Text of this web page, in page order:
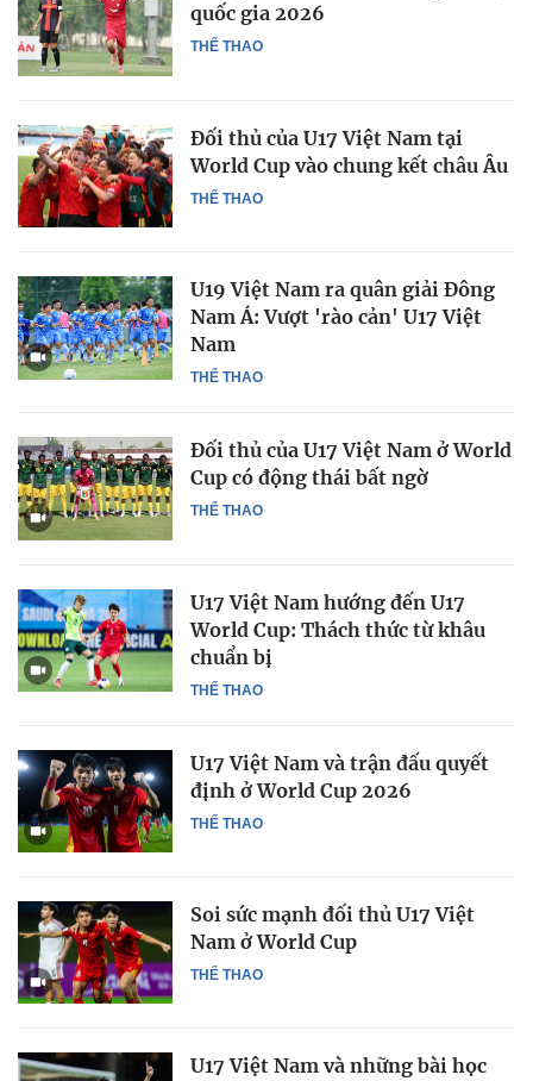
THỂ THAO
quốc gia 2026
THỂ THAO
Đối thủ của U17 Việt Nam tại
World Cup vào chung kết châu Âu
THỂ THAO
U19 Việt Nam ra quân giải Đông
Nam Á: Vượt 'rào cản' U17 Việt
Nam
THỂ THAO
Đối thủ của U17 Việt Nam ở World
Cup có động thái bất ngờ
THỂ THAO
U17 Việt Nam hướng đến U17
World Cup: Thách thức từ khâu
chuẩn bị
THỂ THAO
U17 Việt Nam và trận đấu quyết
định ở World Cup 2026
THỂ THAO
Soi sức mạnh đối thủ U17 Việt
Nam ở World Cup
U17 Việt Nam và những bài học